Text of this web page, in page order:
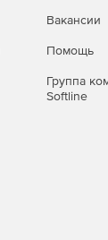
Вакансии
Помощь
Группа
Softline